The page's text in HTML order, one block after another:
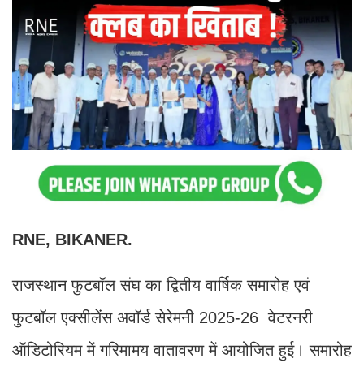
RNE, BIKANER.
राजस्थान फुटबॉल संघ का द्वितीय वार्षिक समारोह एवं
फुटबॉल एक्सीलेंस अवॉर्ड सेरेमनी 2025-26 वेटरनरी
ऑडिटोरियम में गरिमामय वातावरण में आयोजित हुई। समारोह